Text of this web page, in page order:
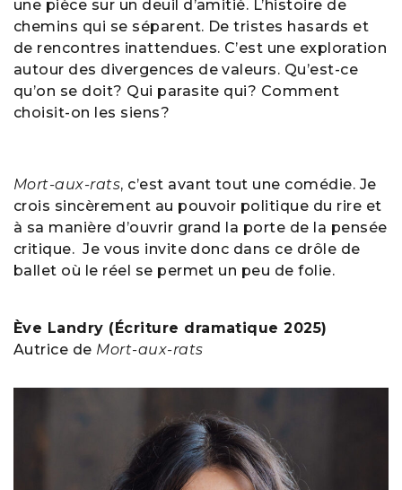
une pièce sur un deuil d’amitié. L’histoire de
chemins qui se séparent. De tristes hasards et
de rencontres inattendues. C’est une exploration
autour des divergences de valeurs. Qu’est-ce
qu’on se doit? Qui parasite qui? Comment
choisit-on les siens?
Mort-aux-rats, c’est avant tout une comédie. Je
crois sincèrement au pouvoir politique du rire et
à sa manière d’ouvrir grand la porte de la pensée
critique. Je vous invite donc dans ce drôle de
ballet où le réel se permet un peu de folie.
Ève Landry (Écriture dramatique 2025)
Autrice de Mort-aux-rats